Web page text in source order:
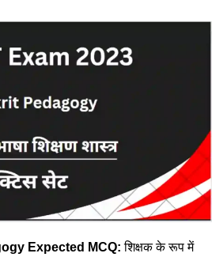
Exam Schedule
3 से 23 नवंबर
28 नवंबर
28 नवंबर से 2 दिसंबर
21 जनवरी
Expected MCQ: शिक्षक के रूप में